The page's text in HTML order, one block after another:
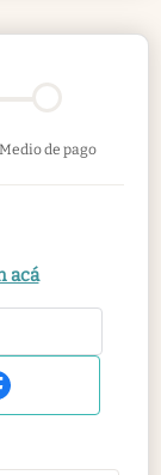
Medio de pago
acá